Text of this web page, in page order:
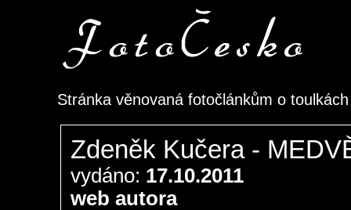
Stránka věnovaná fotočlánkům o
Zdeněk Kučera -
vydáno: 17.10.2011
web autora